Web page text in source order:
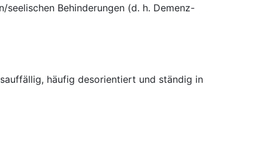
Behinderungen (d. h. Demenz-
häufig desorientiert und ständig in